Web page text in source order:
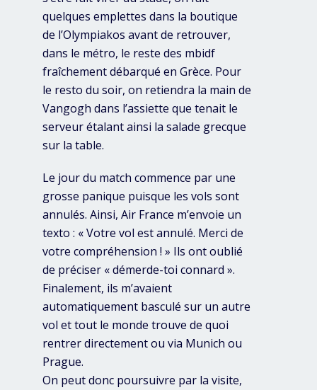
quelques emplettes dans la boutique
de l’Olympiakos avant de retrouver,
dans le métro, le reste des mbidf
fraîchement débarqué en Grèce. Pour
le resto du soir, on retiendra la main de
Vangogh dans l’assiette que tenait le
serveur étalant ainsi la salade grecque
sur la table.
Le jour du match commence par une
grosse panique puisque les vols sont
annulés. Ainsi, Air France m’envoie un
texto : « Votre vol est annulé. Merci de
votre compréhension ! » Ils ont oublié
de préciser « démerde-toi connard ».
Finalement, ils m’avaient
automatiquement basculé sur un autre
vol et tout le monde trouve de quoi
rentrer directement ou via Munich ou
Prague.
On peut donc poursuivre par la visite,